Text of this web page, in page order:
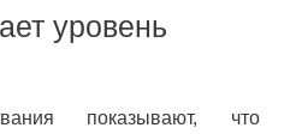
уровень
показывают, что